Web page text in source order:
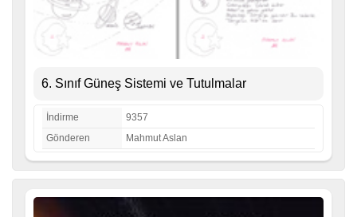
6. Sınıf Güneş Sistemi ve Tutulmalar
İndirme
9357
Gönderen
Mahmut Aslan